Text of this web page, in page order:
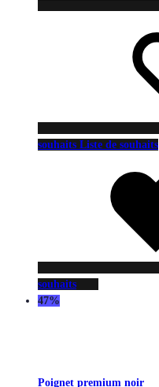
souhaits Liste de souhaits
souhaits
47%
Poignet premium noir